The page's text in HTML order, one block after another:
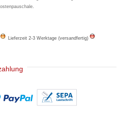
.
Lieferzeit 2-3 Werktage (versandfertig)